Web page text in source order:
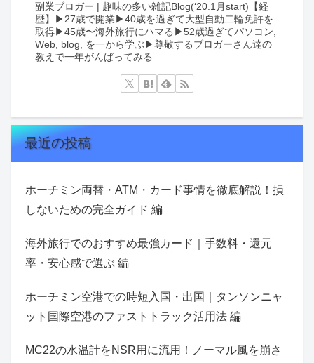
副業ブロガー | 趣味の多い雑記Blog(‘20.1月start)【経
歴】▶︎27歳で開業▶︎40歳を過ぎて大型自動二輪免許を
取得▶︎45歳〜海外旅行にハマる▶︎52歳過ぎてパソコン,
Web, blog, を一から学ぶ▶︎尊敬するブロガーさん達の
教えで一年がんばってみる
最近の投稿
ホーチミン両替・ATM・カード事情を徹底解説！損
しないための完全ガイド 編
海外旅行でのおすすめ最強カード｜手数料・還元
率・安心感で選ぶ 編
ホーチミン空港での時短入国・出国｜タンソンニャ
ット国際空港のファストトラック活用法 編
MC22の水温計をNSR用に流用！ノーマル風を崩さ